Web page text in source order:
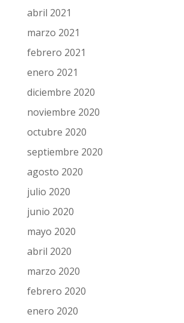
abril 2021
marzo 2021
febrero 2021
enero 2021
diciembre 2020
noviembre 2020
octubre 2020
septiembre 2020
agosto 2020
julio 2020
junio 2020
mayo 2020
abril 2020
marzo 2020
febrero 2020
enero 2020